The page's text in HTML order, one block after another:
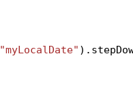
"myLocalDate" ).